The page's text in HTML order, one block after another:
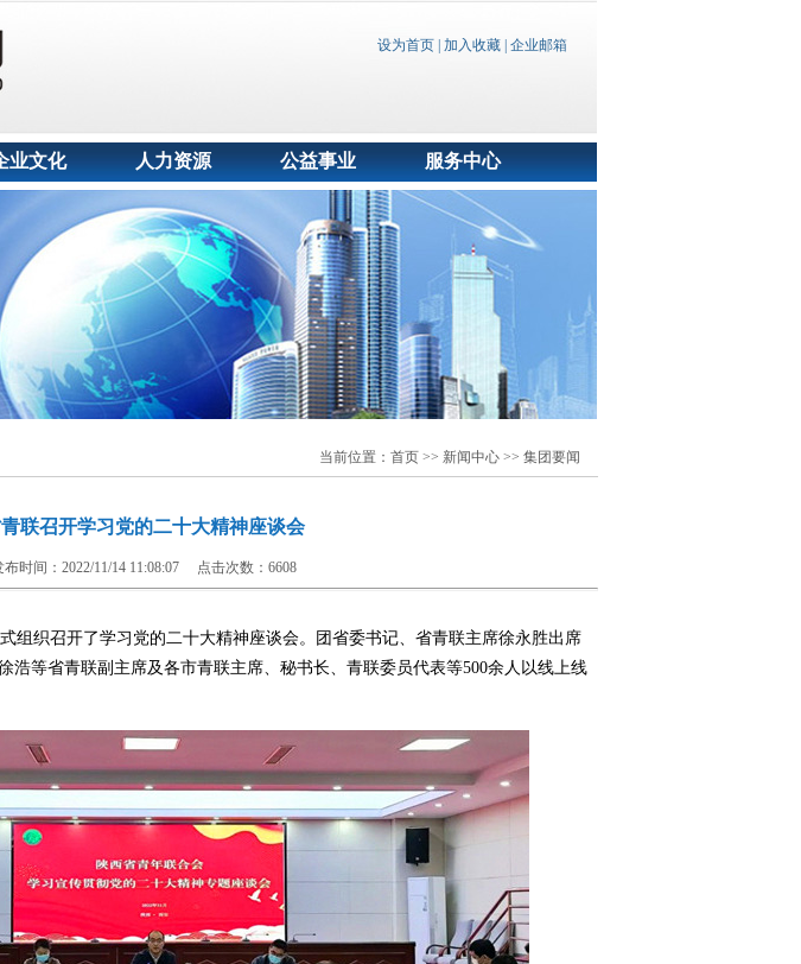
设为首页 加入收藏 企业邮箱
业文化 人力资源 公益事业 服务中心
当前位置： 首页>> 新闻中心 >> 集团要闻
联召开学习党的二十大精神座谈会
布时间：2022/11/14 11:08:07 点击次数：6608
组织召开了学习党的二十大精神座谈会。团省委书记、省青联主席徐永胜出席
浩等省青联副主席及各市青联主席、秘书长、青联委员代表等500余人以线上线